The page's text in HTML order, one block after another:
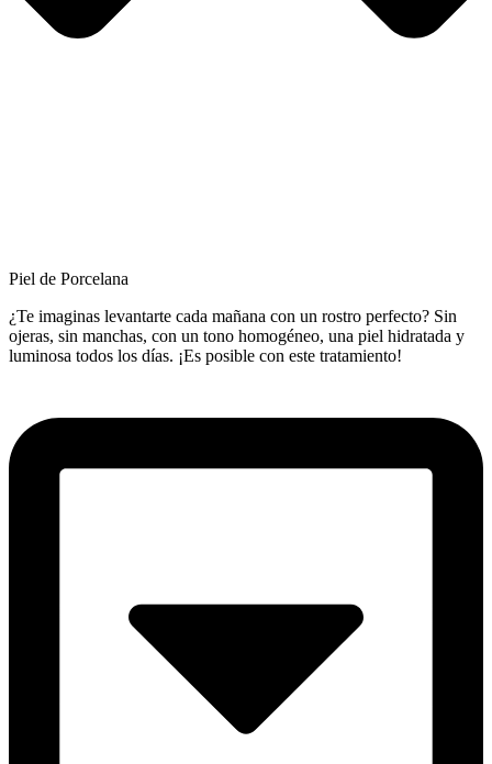
Piel de Porcelana
¿Te imaginas levantarte cada mañana con un rostro perfecto? Sin
ojeras, sin manchas, con un tono homogéneo, una piel hidratada y
luminosa todos los días. ¡Es posible con este tratamiento!